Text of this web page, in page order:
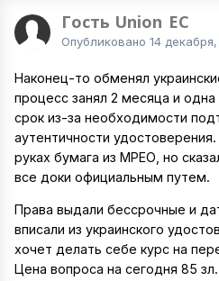
Гость Union_EC
Опубликовано 14 декабря,
Наконец-то обменял
процесс занял 2 месяца и
срок из-за необходимости
аутентичности
руках бумага из МРЕО, но
все доки официальным путем.
Права выдали бессрочные и
вписали из украинского
хочет делать себе курс на
Цена вопроса на сегодня 85 зл.